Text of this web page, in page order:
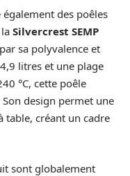
des poêles
Silvercrest SEMP
sa polyvalence et
litres et une plage
°C, cette poêle
Son design permet une
table, créant un cadre
sont globalement